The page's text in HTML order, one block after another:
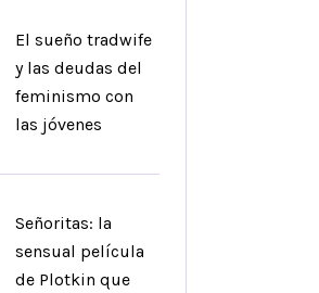
El sueño tradwife
y las deudas del
feminismo con
las jóvenes
Señoritas: la
sensual película
de Plotkin que